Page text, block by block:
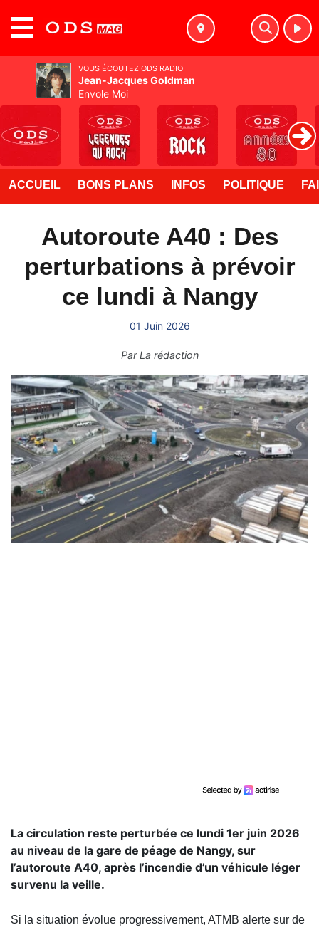
ACCUEIL BONS PLANS INFOS POLITIQUE
Autoroute A40 : Des
perturbations à prévoir
ce lundi à Nangy
01 Juin 2026
ParLa rédaction
La circulation reste perturbée ce lundi 1er juin 2026
au niveau de la gare de péage de Nangy, sur
l’autoroute A40, après l’incendie d’un véhicule léger
survenu la veille.
Si la situation évolue progressivement, ATMB alerte sur de
VOUS ÉCOUTEZ ODS RADIO
Jean-Jacques Goldman
Envole Moi